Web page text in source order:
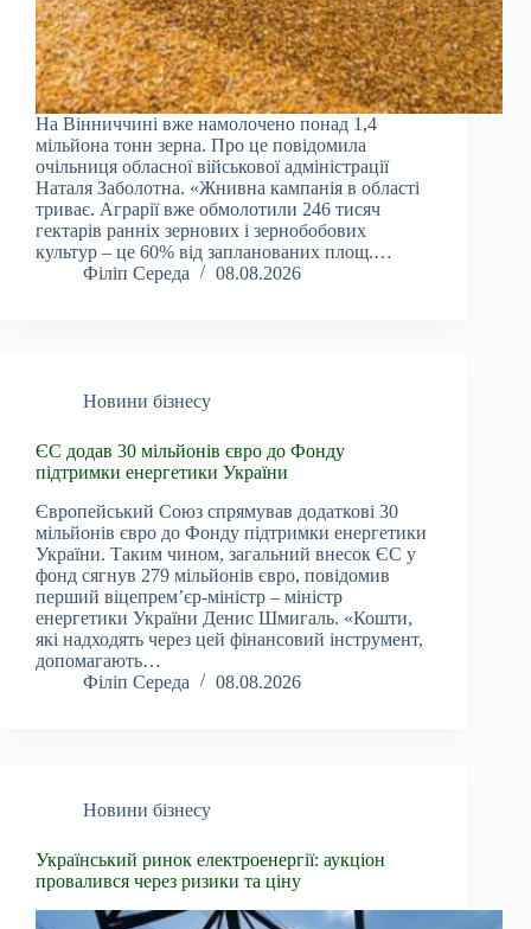
На Вінниччині вже намолочено понад 1,4
мільйона тонн зерна. Про це повідомила
очільниця обласної військової адміністрації
Наталя Заболотна. «Жнивна кампанія в області
триває. Аграрії вже обмолотили 246 тисяч
гектарів ранніх зернових і зернобобових
культур – це 60% від запланованих площ.…
Філіп Середа
08.08.2026
Новини бізнесу
ЄС додав 30 мільйонів євро до Фонду
підтримки енергетики України
Європейський Союз спрямував додаткові 30
мільйонів євро до Фонду підтримки енергетики
України. Таким чином, загальний внесок ЄС у
фонд сягнув 279 мільйонів євро, повідомив
перший віцепрем’єр-міністр – міністр
енергетики України Денис Шмигаль. «Кошти,
які надходять через цей фінансовий інструмент,
допомагають…
Філіп Середа
08.08.2026
Новини бізнесу
Український ринок електроенергії: аукціон
провалився через ризики та ціну